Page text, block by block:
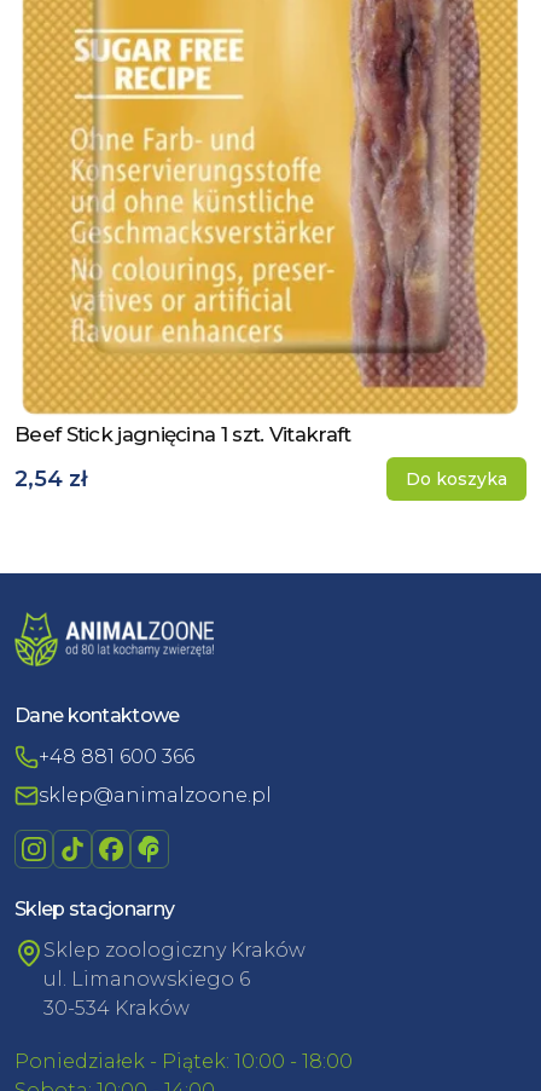
Zobacz produkt
Beef Stick jagnięcina 1 szt. Vitakraft
2,54 zł Do koszyka
Dane kontaktowe
+48 881 600 366
sklep@animalzoone.pl
Sklep stacjonarny
Sklep zoologiczny Kraków
ul. Limanowskiego 6
30-534 Kraków
Poniedziałek - Piątek: 10:00 - 18:00